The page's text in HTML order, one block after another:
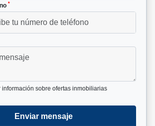
*
información sobre ofertas inmobiliarias
Enviar mensaje